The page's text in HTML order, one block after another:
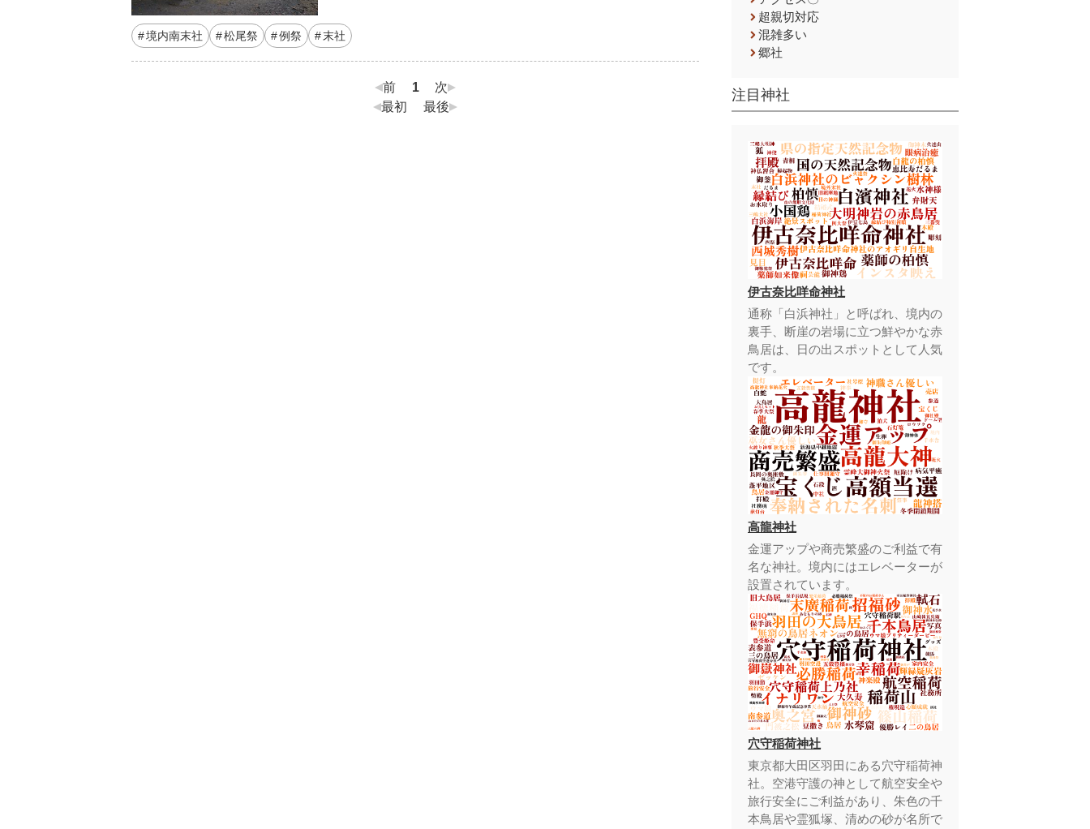
境内南末社 松尾祭 例祭 末社
前 1
次
最初
最後
超親切対応
混雑多い
郷社
注目神社
伊古奈比咩命神社
通称「白浜神社」と呼ばれ、境内の
裏手、断崖の岩場に立つ鮮やかな赤
鳥居は、日の出スポットとして人気
です。
高龍神社
金運アップや商売繁盛のご利益で有
名な神社。境内にはエレベーターが
設置されています。
穴守稲荷神社
東京都大田区羽田にある穴守稲荷神
社。空港守護の神として航空安全や
旅行安全にご利益があり、朱色の千
本鳥居や霊狐塚、清めの砂が名所で